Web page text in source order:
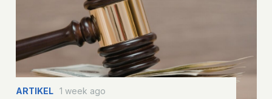
ARTIKEL 1 week ago